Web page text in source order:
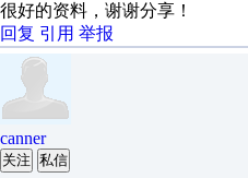
很好的资料，谢谢分享！
回复 引用 举报
canner
关注 私信